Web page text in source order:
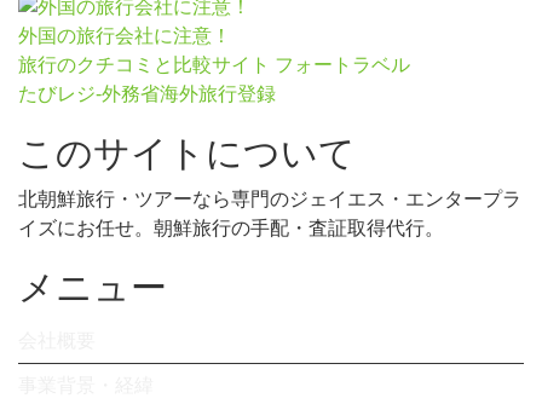
外国の旅行会社に注意！
旅行のクチコミと比較サイト フォートラベル
たびレジ-外務省海外旅行登録
このサイトについて
北朝鮮旅行・ツアーなら専門のジェイエス・エンタープラ
イズにお任せ。朝鮮旅行の手配・査証取得代行。
メニュー